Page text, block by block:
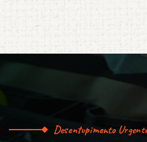
Desentupimento